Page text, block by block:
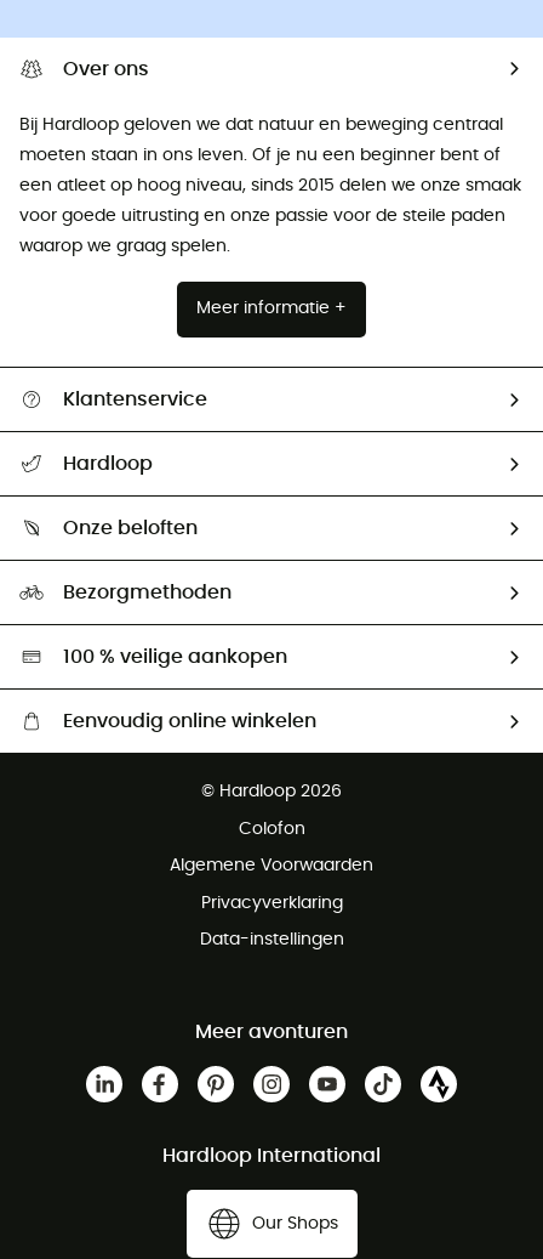
Over ons
Bij Hardloop geloven we dat natuur en beweging centraal
moeten staan ​​in ons leven. Of je nu een beginner bent of
een atleet op hoog niveau, sinds 2015 delen we onze smaak
voor goede uitrusting en onze passie voor de steile paden
waarop we graag spelen.
Meer informatie +
Klantenservice
Mijn zending volgen
Retourzendingen & Terugbetalingen
Hardloop
Ambassadeurs
Onze beloften
Hardgreen
Bezorgmethoden
100 % veilige aankopen
Eenvoudig online winkelen
Gratis retourneren binnen 100 dagen
© Hardloop 2026
Colofon
Algemene Voorwaarden
Privacyverklaring
Data-instellingen
Meer avonturen
Hardloop International
Our Shops